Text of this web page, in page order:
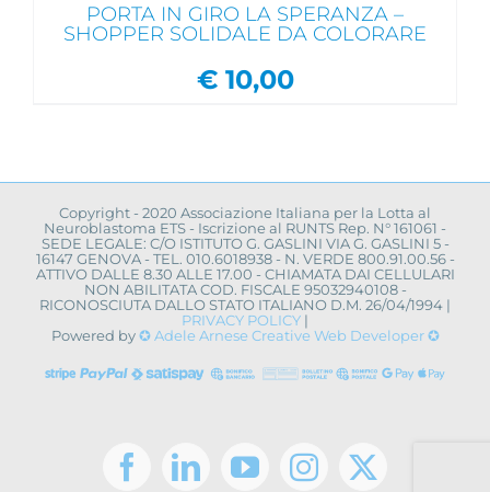
PORTA IN GIRO LA SPERANZA –
SHOPPER SOLIDALE DA COLORARE
€10,00
Copyright - 2020 Associazione Italiana per la Lotta al
Neuroblastoma ETS - Iscrizione al RUNTS Rep. N° 161061 -
SEDE LEGALE: C/O ISTITUTO G. GASLINI VIA G. GASLINI 5 -
16147 GENOVA - TEL. 010.6018938 - N. VERDE 800.91.00.56 -
ATTIVO DALLE 8.30 ALLE 17.00 - CHIAMATA DAI CELLULARI
NON ABILITATA COD. FISCALE 95032940108 -
RICONOSCIUTA DALLO STATO ITALIANO D.M. 26/04/1994 |
PRIVACY POLICY |
Powered by✪ Adele Arnese Creative Web Developer ✪
Facebook
LinkedInYouTubeInstagram
X